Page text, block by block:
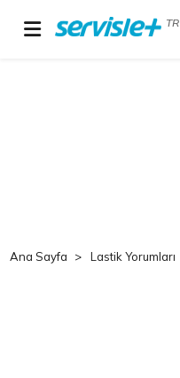
TR
Ana Sayfa Lastik Yorumları